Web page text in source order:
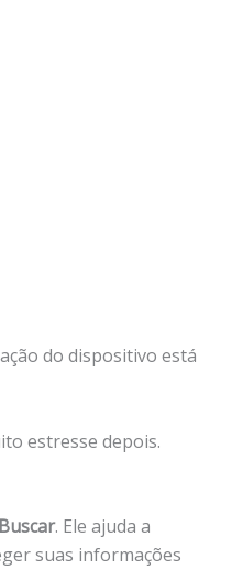
do dispositivo está
estresse depois.
Buscar. Ele ajuda a
suas informações